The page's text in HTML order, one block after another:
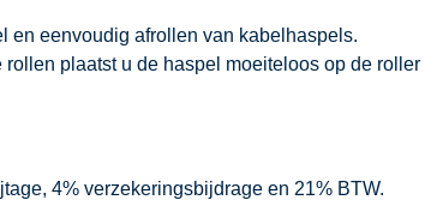
en eenvoudig afrollen van kabelhaspels.
plaatst u de haspel moeiteloos op de roller
4% verzekeringsbijdrage en 21% BTW.